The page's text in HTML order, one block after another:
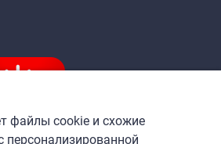
файлы cookie и схожие
персонализированной